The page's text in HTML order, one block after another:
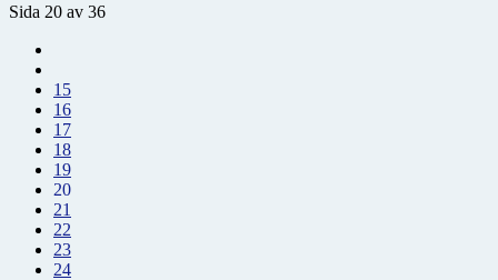
Sida 20 av 36
15
16
17
18
19
20
21
22
23
24